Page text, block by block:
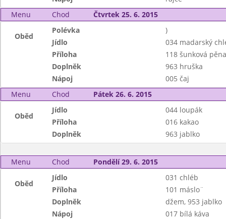
Menu
Chod Čtvrtek 25. 6. 2015
Oběd
Polévka
)
Jídlo
034 madarský
Příloha
118 šunková
Doplněk
963 hruška
Nápoj
005 čaj
Menu
Chod Pátek 26. 6. 2015
Oběd
Jídlo
044 loupák
Příloha
016 kakao
Doplněk
963 jablko
Menu Chod Pondělí 29. 6. 2015
Oběd
Jídlo
031 chléb
Příloha
101 máslo¨
Doplněk
džem, 953 jablko
Nápoj
017 bílá káva